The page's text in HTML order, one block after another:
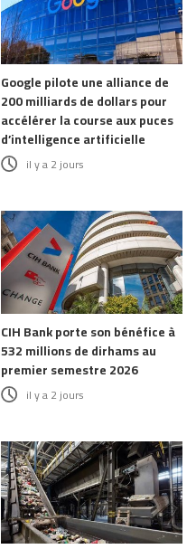
Google pilote une alliance de
200 milliards de dollars pour
accélérer la course aux puces
d’intelligence artificielle
il y a 2 jours
CIH Bank porte son bénéfice à
532 millions de dirhams au
premier semestre 2026
il y a 2 jours